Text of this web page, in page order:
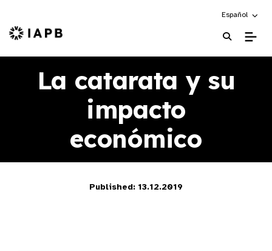
Choose an
Español
IAPB Home Page
La catarata y su
impacto
económico
Published: 13.12.2019